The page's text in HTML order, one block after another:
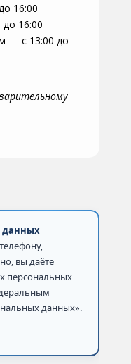
16:00
16:00
— с 13:00 до
данных
вы даёте
персональных
данных».